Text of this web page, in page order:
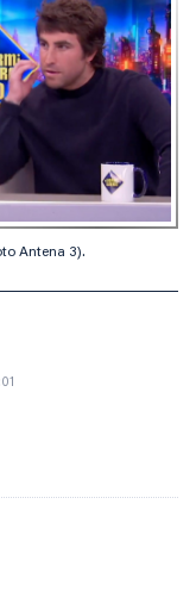
Antena 3).